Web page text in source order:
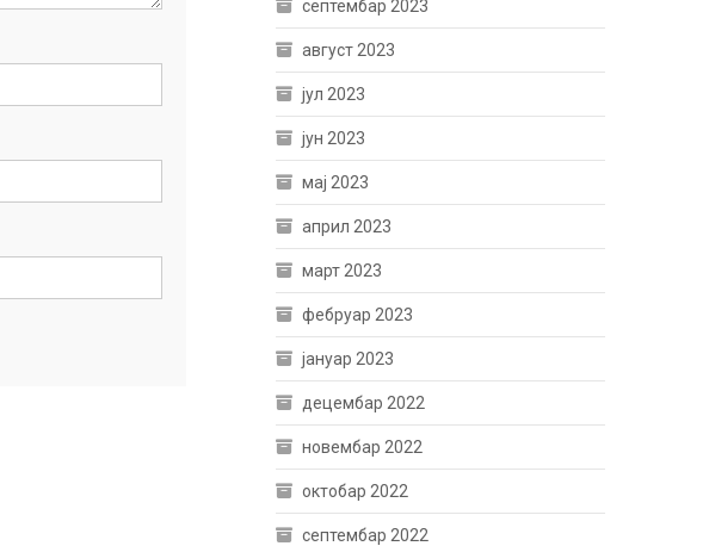
септембар 2023
август 2023
јул 2023
јун 2023
мај 2023
април 2023
март 2023
фебруар 2023
јануар 2023
децембар 2022
новембар 2022
октобар 2022
септембар 2022